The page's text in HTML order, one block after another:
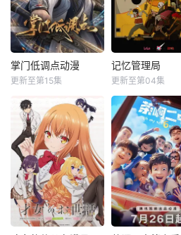
掌门低调点动漫
更新至第15集
记忆管理局
更新至第04集